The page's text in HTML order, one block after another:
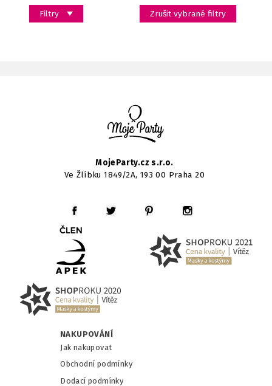
Filtry Zrušit vybrané filtry
MojeParty.cz s.r.o.
Ve Žlíbku 1849/2A, 193 00 Praha 20
NAKUPOVÁNÍ
Jak nakupovat
Obchodní podmínky
Dodací podmínky